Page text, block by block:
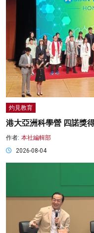
灼見教育
港大亞洲科學營 四諾獎
作者: 本社編輯部
2026-08-04